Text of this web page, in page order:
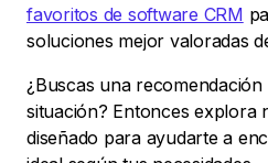
favoritos de software CRM
soluciones mejor valoradas
¿Buscas una
situación? Entonces explora
diseñado para ayudarte a